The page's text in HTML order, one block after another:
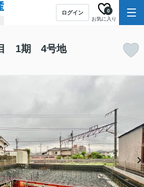
ログイン
お気に入り
0
目 1期 4号地